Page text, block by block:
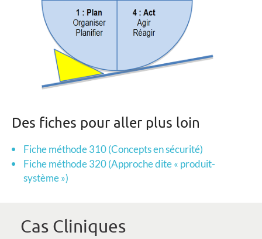
Des fiches pour aller plus loin
Fiche méthode 310 (Concepts en sécurité)
Fiche méthode 320 (Approche dite « produit-
système »)
Cas Cliniques